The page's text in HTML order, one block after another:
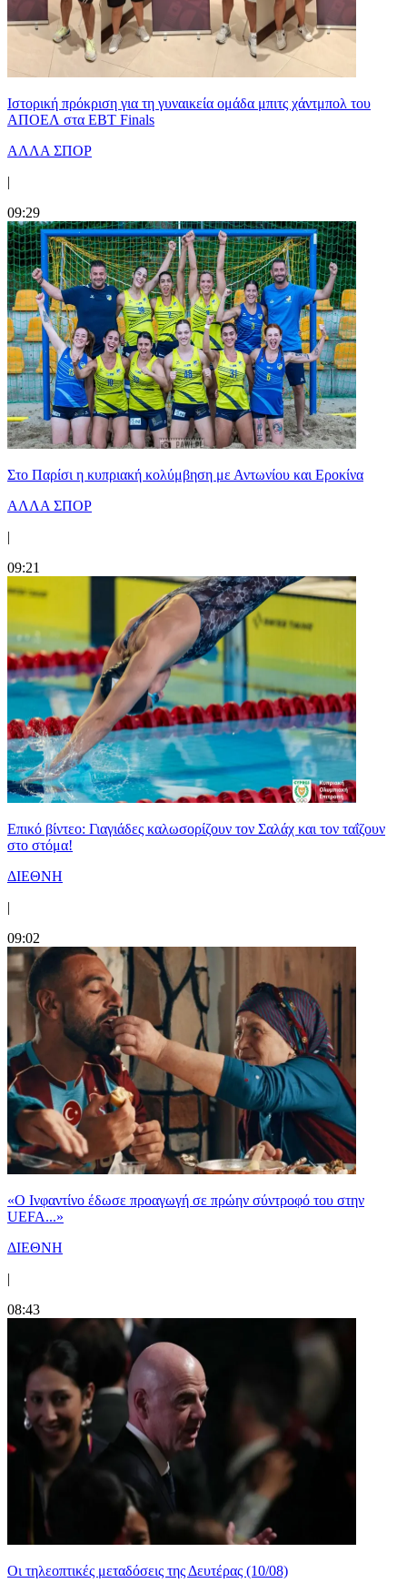
Ιστορική πρόκριση για τη γυναικεία ομάδα μπιτς χάντμπολ του
ΑΠΟΕΛ στα EBT Finals
ΑΛΛΑ ΣΠΟΡ
|
09:29
Στο Παρίσι η κυπριακή κολύμβηση με Αντωνίου και Εροκίνα
ΑΛΛΑ ΣΠΟΡ
|
09:21
Επικό βίντεο: Γιαγιάδες καλωσορίζουν τον Σαλάχ και τον ταΐζουν
στο στόμα!
ΔΙΕΘΝΗ
|
09:02
«Ο Ινφαντίνο έδωσε προαγωγή σε πρώην σύντροφό του στην
UEFA...»
ΔΙΕΘΝΗ
|
08:43
Οι τηλεοπτικές μεταδόσεις της Δευτέρας (10/08)